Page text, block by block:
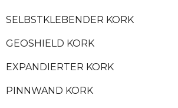
SELBSTKLEBENDER KORK
GEOSHIELD KORK
EXPANDIERTER KORK
PINNWAND KORK